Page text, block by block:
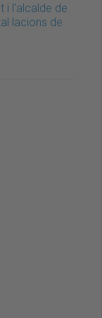
i l'alcalde de
de